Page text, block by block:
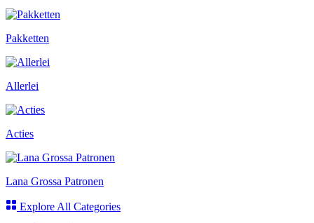
Pakketten
Allerlei
Acties
Lana Grossa Patronen
Explore All Categories